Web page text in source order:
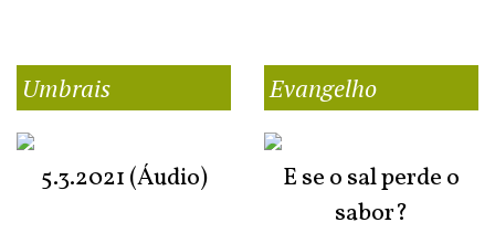
Umbrais
5.3.2021 (Áudio)
Evangelho
E se o sal perde o
sabor?